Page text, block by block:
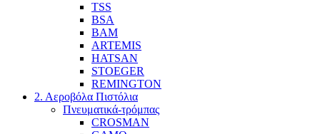
TSS
BSA
BAM
ARTEMIS
HATSAN
STOEGER
REMINGTON
2. Αεροβόλα Πιστόλια
Πνευματικά-τρόμπας
CROSMAN